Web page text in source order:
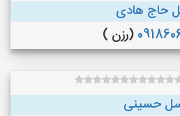
حاج هادی
(رزن )
حسینی